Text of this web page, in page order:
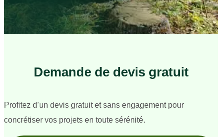
Demande de devis gratuit
Profitez d’un devis gratuit et sans engagement pour
concrétiser vos projets en toute sérénité.